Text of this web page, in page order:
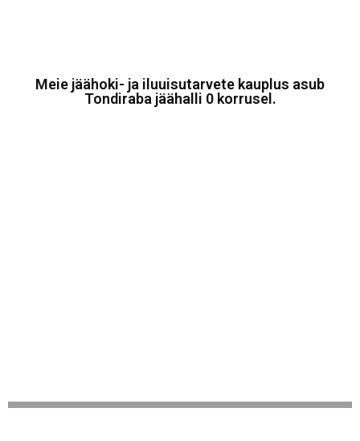
5
Meie jäähoki- ja iluuisutarvete kauplus asub
Tondiraba jäähalli 0 korrusel.